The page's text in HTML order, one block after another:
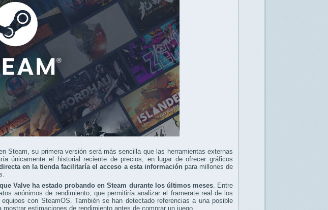
Steam, su primera versión será más sencilla que las herramientas externas
únicamente el historial reciente de precios, en lugar de ofrecer gráficos
en la tienda facilitaría el acceso a esta informaciónpara millones de
Valve ha estado probando en Steam durante los últimos meses. Entre
anónimos de rendimiento, que permitiría analizar el framerate real de los
con SteamOS. También se han detectado referencias a una posible
estimaciones de rendimiento antes de comprar un juego.